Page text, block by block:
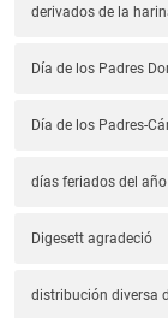
derivados de la
Día de los Padres
Día de los Padres-
días feriados del
Digesett agradeció
distribución diversa